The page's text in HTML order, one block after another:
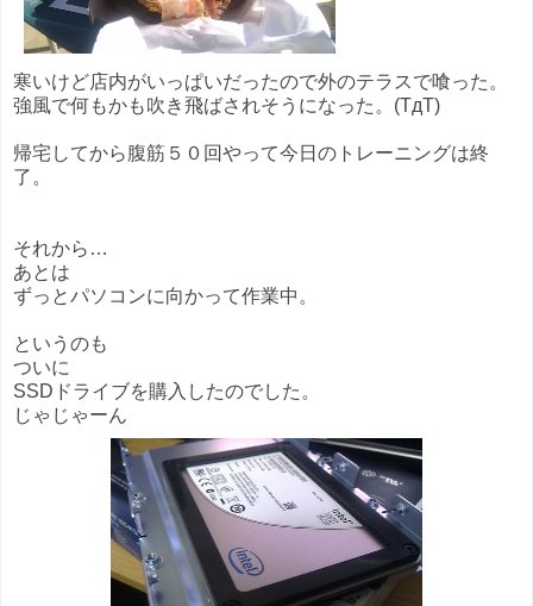
寒いけど店内がいっぱいだったので外のテラスで喰った。
強風で何もかも吹き飛ばされそうになった。(TдT)
帰宅してから腹筋５０回やって今日のトレーニングは終
了。
それから…
あとは
ずっとパソコンに向かって作業中。
というのも
ついに
SSDドライブを購入したのでした。
じゃじゃーん